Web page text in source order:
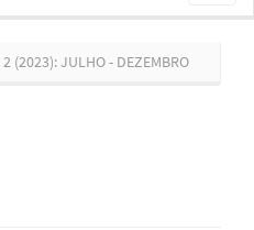
(2023): JULHO - DEZEMBRO